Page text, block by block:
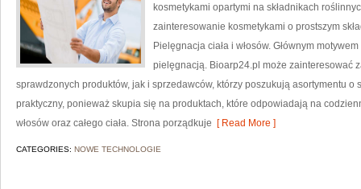
kosmetykami opartymi na składnikach
zainteresowanie kosmetykami o prostszym
Pielęgnacja ciała i włosów. Głównym
pielęgnacją. Bioarp24.pl może zainteresować
sprawdzonych produktów, jak i sprzedawców, którzy poszukują asortymentu
praktyczny, ponieważ skupia się na produktach, które odpowiadają na
włosów oraz całego ciała. Strona porządkuje [ Read More ]
CATEGORIES: NOWE TECHNOLOGIE